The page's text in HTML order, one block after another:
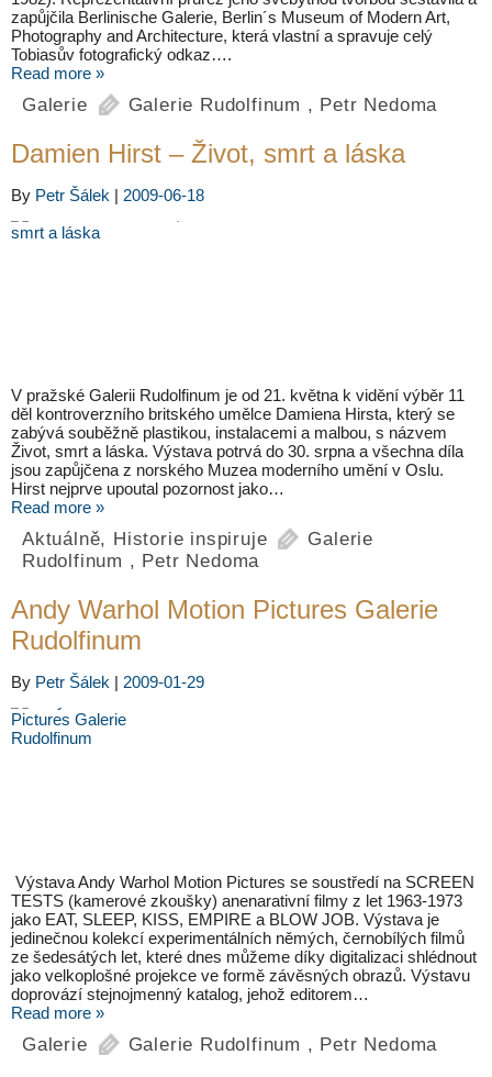
zapůjčila Berlinische Galerie, Berlin´s Museum of Modern Art,
Photography and Architecture, která vlastní a spravuje celý
Tobiasův fotografický odkaz….
Read more »
Galerie Galerie Rudolfinum , Petr Nedoma
Damien Hirst – Život, smrt a láska
By Petr Šálek | 2009-06-18
V pražské Galerii Rudolfinum je od 21. května k vidění výběr 11
děl kontroverzního britského umělce Damiena Hirsta, který se
zabývá souběžně plastikou, instalacemi a malbou, s názvem
Život, smrt a láska. Výstava potrvá do 30. srpna a všechna díla
jsou zapůjčena z norského Muzea moderního umění v Oslu.
Hirst nejprve upoutal pozornost jako…
Read more »
Aktuálně, Historie inspiruje
Galerie
Rudolfinum , Petr Nedoma
Andy Warhol Motion Pictures Galerie
Rudolfinum
By Petr Šálek | 2009-01-29
Výstava Andy Warhol Motion Pictures se soustředí na SCREEN
TESTS (kamerové zkoušky) anenarativní filmy z let 1963-1973
jako EAT, SLEEP, KISS, EMPIRE a BLOW JOB. Výstava je
jedinečnou kolekcí experimentálních němých, černobílých filmů
ze šedesátých let, které dnes můžeme díky digitalizaci shlédnout
jako velkoplošné projekce ve formě závěsných obrazů. Výstavu
doprovází stejnojmenný katalog, jehož editorem…
Read more »
Galerie Galerie Rudolfinum , Petr Nedoma